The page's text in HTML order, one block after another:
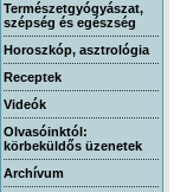
Természetgyógyászat,
szépség és egészség
Horoszkóp, asztrológia
Receptek
Videók
Olvasóinktól:
körbeküldős üzenetek
Archívum